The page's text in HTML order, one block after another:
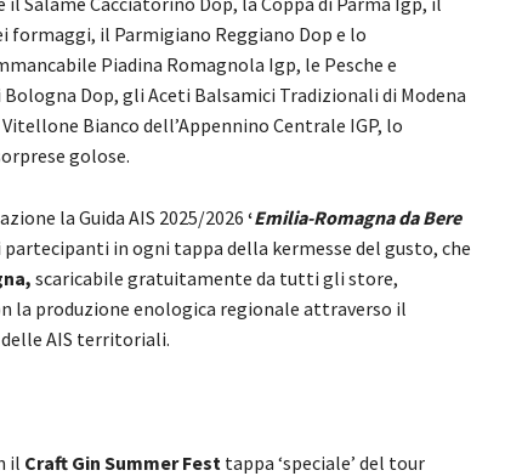
formaggi, il Parmigiano Reggiano Dop e lo
Piadina Romagnola Igp, le Pesche e
Dop, gli Aceti Balsamici Tradizionali di Modena
Bianco dell’Appennino Centrale IGP, lo
golose.
la Guida AIS 2025/2026 ‘Emilia-Romagna da Bere
in ogni tappa della kermesse del gusto, che
scaricabile gratuitamente da tutti gli store,
la produzione enologica regionale attraverso il
AIS territoriali.
il Craft Gin Summer Fest tappa ‘speciale’ del tour